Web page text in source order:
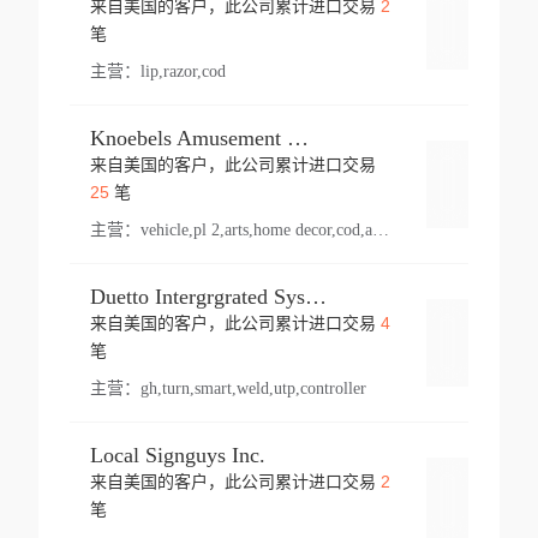
来自美国的客户，此公司累计进口交易 2
笔
主营： lip,razor,cod
Knoebels Amusement Resort
来自美国的客户，此公司累计进口交易
25笔
主营： vehicle,pl 2,arts,home decor,cod,amusement ride,sea
Duetto Intergrgrated Systems Inc.
来自美国的客户，此公司累计进口交易 4
笔
主营： gh,turn,smart,weld,utp,controller
Local Signguys Inc.
来自美国的客户，此公司累计进口交易 2
笔